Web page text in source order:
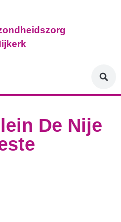
De Nije